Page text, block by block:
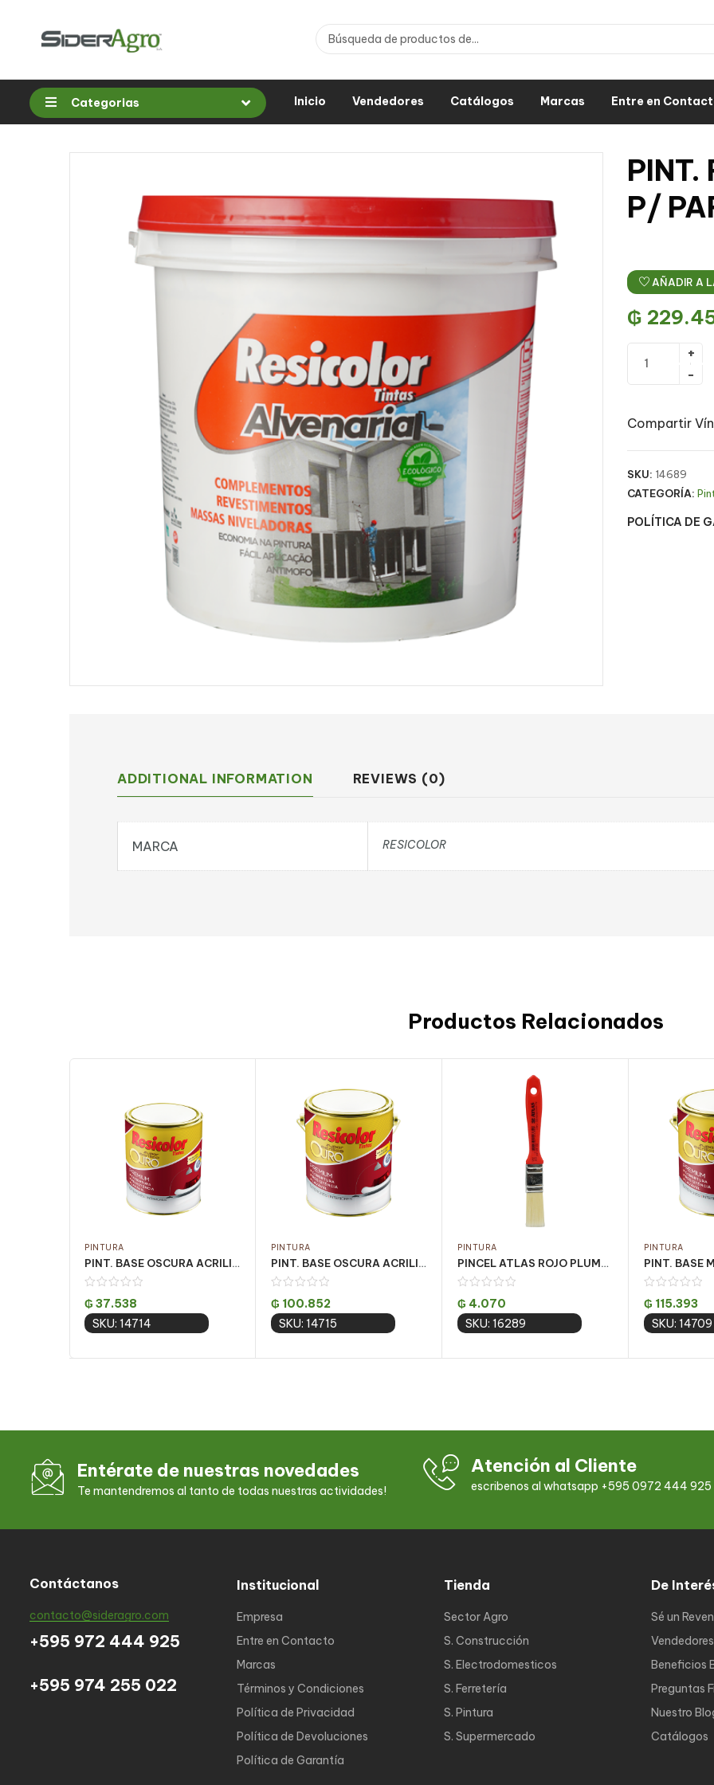
Categorias Inicio Vendedores Catálogos Marcas Entre en
PINT.
P/
AÑADIR A
₲
Compartir
SKU: 14689
CATEGORÍA:
POLÍTICA DE
ADDITIONAL INFORMATION REVIEWS (0)
MARCA RESICOLOR
Productos Relacionados
PINTURA
PINT. BASE OSCURA ACRILICA OURO FOSCO 810ML
₲ 37.538
SKU: 14714
Add to cart
PINTURA
PINT. BASE OSCURA ACRILICA OURO FOSCO 3.24LT
₲ 100.852
SKU: 14715
Add to cart
PINTURA
PINCEL ATLAS ROJO PLUMATEK BARNIZES 3/4″ ATLAS PQT C/ 12 UN (AT315/2)
₲ 4.070
SKU: 16289
Add to cart
PINTURA
₲ 115.393
SKU: 14709
Entérate de nuestras novedades
Te mantendremos al tanto de todas nuestras actividades!
Atención al Cliente
escribenos al whatsapp +595 0972 444 925
Contáctanos
contacto@sideragro.com
+595 972 444 925
+595 974 255 022
Institucional
Empresa
Entre en Contacto
Marcas
Términos y Condiciones
Política de Privacidad
Política de Devoluciones
Política de Garantía
Tienda
Sector Agro
S. Construcción
S. Electrodomesticos
S. Ferretería
S. Pintura
S. Supermercado
De
Sé un
Vendedores
Beneficios
Preguntas
Nuestro
Catálogos